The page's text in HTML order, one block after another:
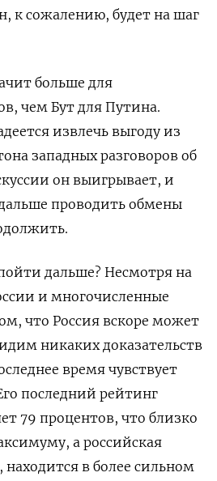
к сожалению, будет на шаг
больше для
чем Бут для Путина.
извлечь выгоду из
западных разговоров об
он выигрывает, и
проводить обмены
дальше? Несмотря на
и многочисленные
что Россия вскоре может
никаких доказательств
время чувствует
последний рейтинг
79 процентов, что близко
а российская
в более сильном